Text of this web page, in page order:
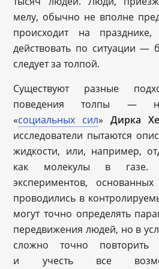
мелу, обычно не вполне
происходит на
действовать по ситуации —
следует за толпой.
Существуют разные
поведения толпы —
«социальных сил» Дирка
исследователи пытаются
жидкости, или, например,
как молекулы в газе.
экспериментов,
проводились в
могут точно определять
передвижения людей, но в
сложно точно повторить
и учесть все